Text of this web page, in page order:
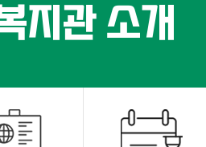
지관 소개